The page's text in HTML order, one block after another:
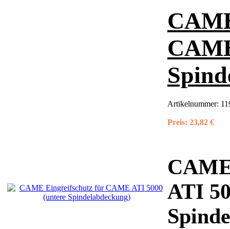
Artikelnummer:
Preis: 23,82 €
ATI